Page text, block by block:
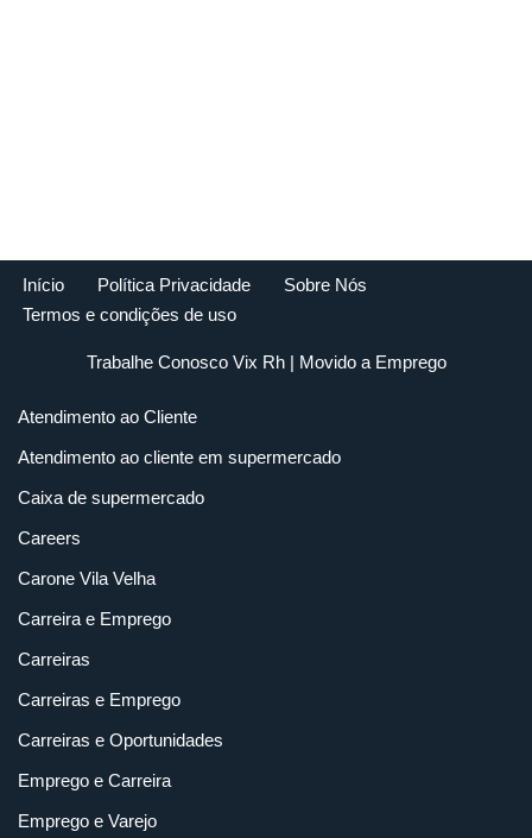
Início Política Privacidade
Sobre Nós
Termos e condições de uso
Trabalhe Conosco Vix Rh| Movido a Emprego
Atendimento ao Cliente
Atendimento ao cliente em supermercado
Caixa de supermercado
Careers
Carone Vila Velha
Carreira e Emprego
Carreiras
Carreiras e Emprego
Carreiras e Oportunidades
Emprego e Carreira
Emprego e Varejo